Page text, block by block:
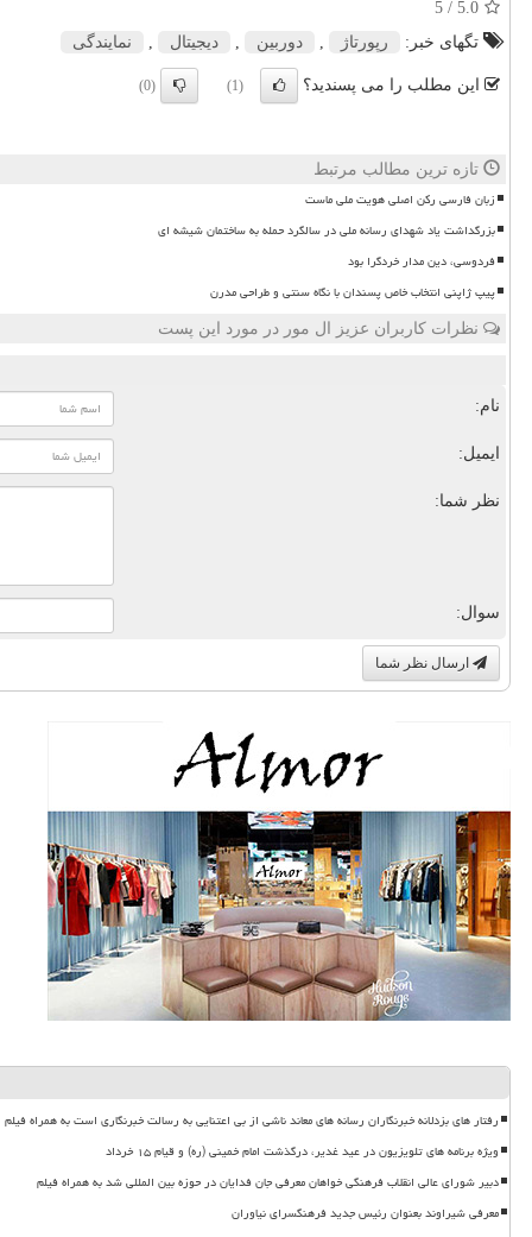
5.0
/ 5
تگهای خبر:
رپورتاژ دوربین دیجیتال نمایندگی
این مطلب را می پسندید؟ (1)
(0)
تازه ترین مطالب مرتبط
زبان فارسی رکن اصلی هویت ملی ماست
بزرگداشت یاد شهدای رسانه ملی در سالگرد حمله به ساختمان شیشه ای
فردوسی، دین مدار خردگرا بود
پیپ ژاپنی انتخاب خاص پسندان با نگاه سنتی و طراحی مدرن
نظرات کاربران عزیز ال مور در مورد این پست
نام:
ایمیل:
نظر شما:
سوال:
ارسال نظر شما
رفتار های بزدلانه خبرنگاران رسانه های معاند ناشی از بی اعتنایی به رسالت خبرنگاری است به همراه فیلم
ویژه برنامه های تلویزیون در عید غدیر، درگذشت امام خمینی (ره) و قیام ۱۵ خرداد
دبیر شورای عالی انقلاب فرهنگی خواهان معرفی جان فدایان در حوزه بین المللی شد به همراه فیلم
معرفی شیراوند بعنوان رئیس جدید فرهنگسرای نیاوران